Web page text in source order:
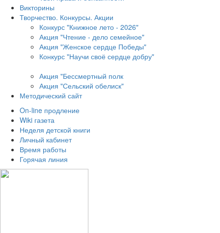
Викторины
Творчество. Конкурсы. Акции
Конкурс "Книжное лето - 2026"
Акция "Чтение - дело семейное"
Акция "Женское сердце Победы"
Конкурс "Научи своё сердце добру"
Акция "Бессмертный полк
Акция "Сельский обелиск"
Методический сайт
On-line продление
Wiki газета
Неделя детской книги
Личный кабинет
Время работы
Горячая линия